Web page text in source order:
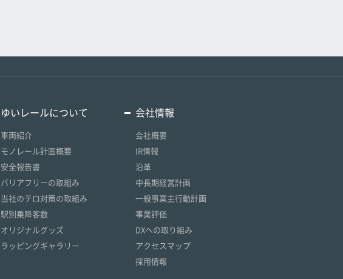
ゆいレールについて
車両紹介
モノレール計画概要
安全報告書
バリアフリーの取組み
当社のテロ対策の取組み
駅別乗降客数
オリジナルグッズ
ラッピングギャラリー
会社情報
会社概要
IR情報
沿革
中長期経営計画
一般事業主行動計画
事業評価
DXへの取り組み
アクセスマップ
採用情報